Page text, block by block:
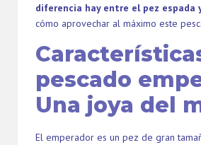
diferencia hay entre el pez espada
cómo aprovechar al máximo este
pescado
Una joya del
El emperador es un pez de gran